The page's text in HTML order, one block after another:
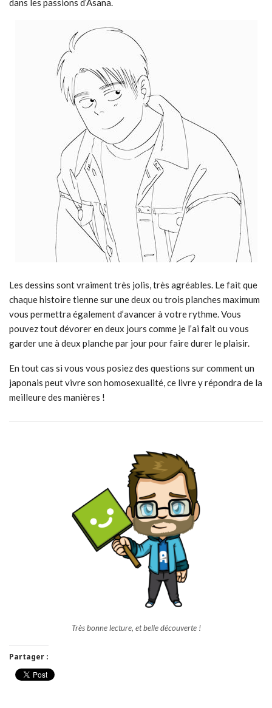
dans les passions d’Asana.
Les dessins sont vraiment très jolis, très agréables. Le fait que
chaque histoire tienne sur une deux ou trois planches maximum
vous permettra également d’avancer à votre rythme. Vous
pouvez tout dévorer en deux jours comme je l’ai fait ou vous
garder une à deux planche par jour pour faire durer le plaisir.
En tout cas si vous vous posiez des questions sur comment un
japonais peut vivre son homosexualité, ce livre y répondra de la
meilleure des manières !
Très bonne lecture, et belle découverte !
Partager :